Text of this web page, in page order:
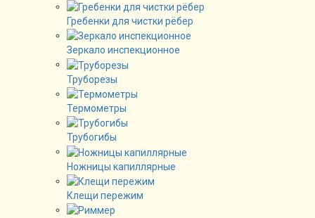
Гребенки для чистки рёбер
Зеркало инспекционное
Труборезы
Термометры
Трубогибы
Ножницы капиллярные
Клещи пережим